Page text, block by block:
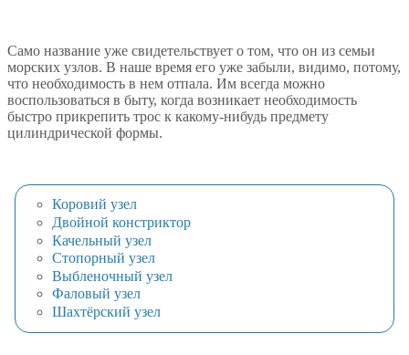
Само название уже свидетельствует о том, что он из семьи
морских узлов. В наше время его уже забыли, видимо, потому,
что необходимость в нем отпала. Им всегда можно
воспользоваться в быту, когда возникает необходимость
быстро прикрепить трос к какому-нибудь предмету
цилиндрической формы.
Коровий узел
Двойной констриктор
Качельный узел
Стопорный узел
Выбленочный узел
Фаловый узел
Шахтёрский узел